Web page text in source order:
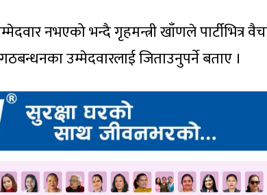
नभएको भन्दै गृहमन्त्री खाँणले पार्टीभित्र
उम्मेदवारलाई जिताउनुपर्ने बताए ।